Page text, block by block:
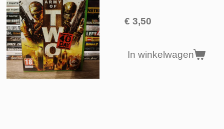
€ 3,50
In winkelwagen